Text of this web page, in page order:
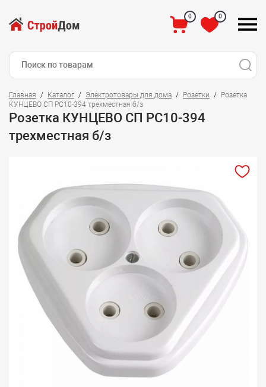
0 0
Главная Каталог Электротовары для дома Розетки
Розетка
КУНЦЕВО СП РС10-394 трехместная б/з
Розетка КУНЦЕВО СП РС10-394
трехместная б/з